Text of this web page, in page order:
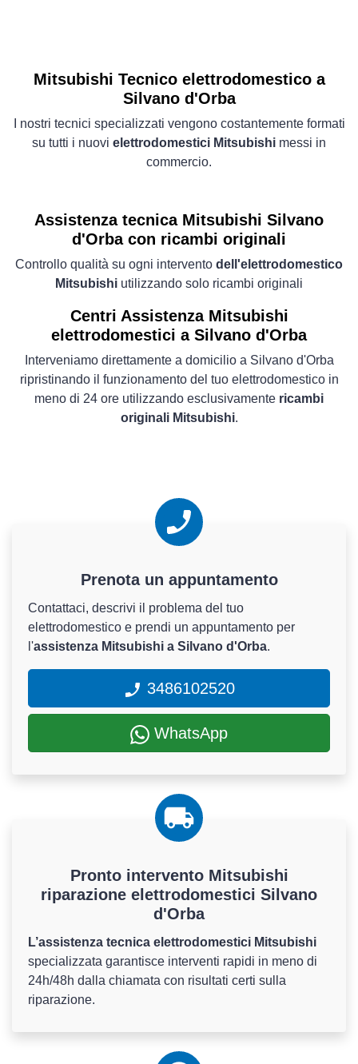
Mitsubishi Tecnico elettrodomestico a
Silvano d'Orba
I nostri tecnici specializzati vengono costantemente formati
su tutti i nuovi elettrodomestici Mitsubishi messi in
commercio.
Assistenza tecnica Mitsubishi Silvano
d'Orba con ricambi originali
Controllo qualità su ogni intervento dell'elettrodomestico
Mitsubishi utilizzando solo ricambi originali
Centri Assistenza Mitsubishi
elettrodomestici a Silvano d'Orba
Interveniamo direttamente a domicilio a Silvano d'Orba
ripristinando il funzionamento del tuo elettrodomestico in
meno di 24 ore utilizzando esclusivamente ricambi
originali Mitsubishi.
Prenota un appuntamento
Contattaci, descrivi il problema del tuo
elettrodomestico e prendi un appuntamento per
l'assistenza Mitsubishi a Silvano d'Orba.
3486102520
WhatsApp
Pronto intervento Mitsubishi
riparazione elettrodomestici Silvano
d'Orba
L’assistenza tecnica elettrodomestici Mitsubishi
specializzata garantisce interventi rapidi in meno di
24h/48h dalla chiamata con risultati certi sulla
riparazione.